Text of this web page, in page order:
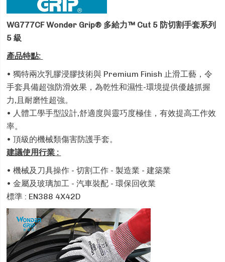
WG777CF Wonder Grip® 多給力™ Cut 5 防切割手套系列
5 級
產品特點:
• 獨特兩次乳膠浸膠技術與 Premium Finish 止滑工藝，令
手套具備超強防滑效果，為乾性和濕性-環境提供優越抓握
力,且耐磨性超強。
• 人體工學手型設計,舒適度與靈巧度極佳，有效提高工作效
率。
• 頂級的機械類傷害防護手套。
建議使用行業 :
• 機械及刀具操作 - 切割工作 - 製造業 - 建築業
• 金屬及玻璃加工 - 汽車裝配 - 環保回收業
標準 : EN388 4X42D